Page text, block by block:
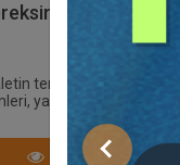
Önceki
Nedir?
temeli ve hukuk
yalnızca hukuk
ulaşmayı gerektirir.
Devamını Oku